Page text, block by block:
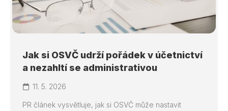
Jak si OSVČ udrží pořádek v účetnictví
a nezahltí se administrativou
11. 5. 2026
PR článek vysvětluje, jak si OSVČ může nastavit